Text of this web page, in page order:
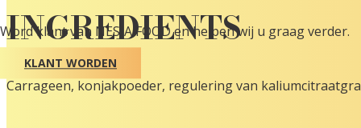
INGREDIENTS
Carrageen, konjakpoeder, regulering van
Word klant van NESIA FOOD en helpen wij u graag verder.
KLANT WORDEN